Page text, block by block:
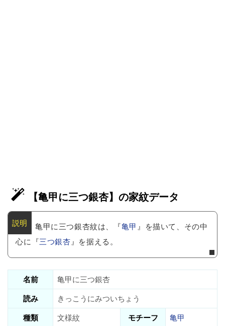
【亀甲に三つ銀杏】の家紋データ
亀甲に三つ銀杏紋は、『亀甲』を描いて、その中
心に『三つ銀杏』を据える。
名前
亀甲に三つ銀杏
読み
きっこうにみついちょう
種類
文様紋 モチーフ
亀甲